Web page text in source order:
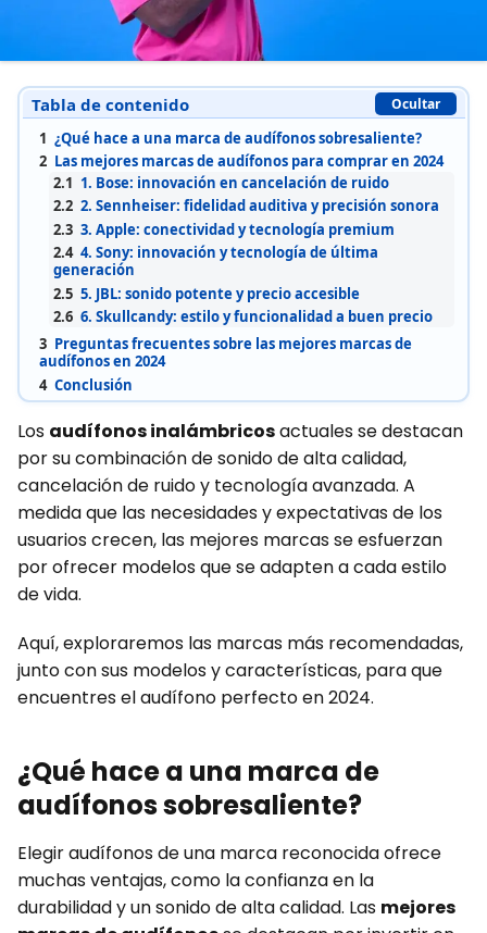
Tabla de contenido Ocultar
1 ¿Qué hace a una marca de audífonos sobresaliente?
2 Las mejores marcas de audífonos para comprar en 2024
2.1 1. Bose: innovación en cancelación de ruido
2.2 2. Sennheiser: fidelidad auditiva y precisión sonora
2.3 3. Apple: conectividad y tecnología premium
2.4 4. Sony: innovación y tecnología de última
generación
2.5 5. JBL: sonido potente y precio accesible
2.6 6. Skullcandy: estilo y funcionalidad a buen precio
3 Preguntas frecuentes sobre las mejores marcas de
audífonos en 2024
4 Conclusión
Los audífonos inalámbricosactuales se destacan
por su combinación de sonido de alta calidad,
cancelación de ruido y tecnología avanzada. A
medida que las necesidades y expectativas de los
usuarios crecen, las mejores marcas se esfuerzan
por ofrecer modelos que se adapten a cada estilo
de vida.
Aquí, exploraremos las marcas más recomendadas,
junto con sus modelos y características, para que
encuentres el audífono perfecto en 2024.
¿Qué hace a una marca de
audífonos sobresaliente?
Elegir audífonos de una marca reconocida ofrece
muchas ventajas, como la confianza en la
durabilidad y un sonido de alta calidad. Las mejores